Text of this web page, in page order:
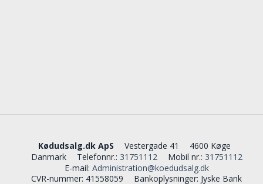
Kødudsalg.dk ApS Vestergade 41
4600 Køge
Danmark
Telefonnr.: 31751112 Mobil nr.: 31751112
E-mail: Administration@koedudsalg.dk
CVR-nummer: 41558059 Bankoplysninger: Jyske Bank